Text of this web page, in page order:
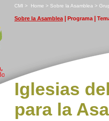
CMI > Home > Sobre la Asamblea > G
Sobre la Asamblea| Programa| T
Iglesias
para la